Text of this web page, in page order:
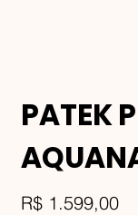
PATEK
Preço
R$ 1.599,00